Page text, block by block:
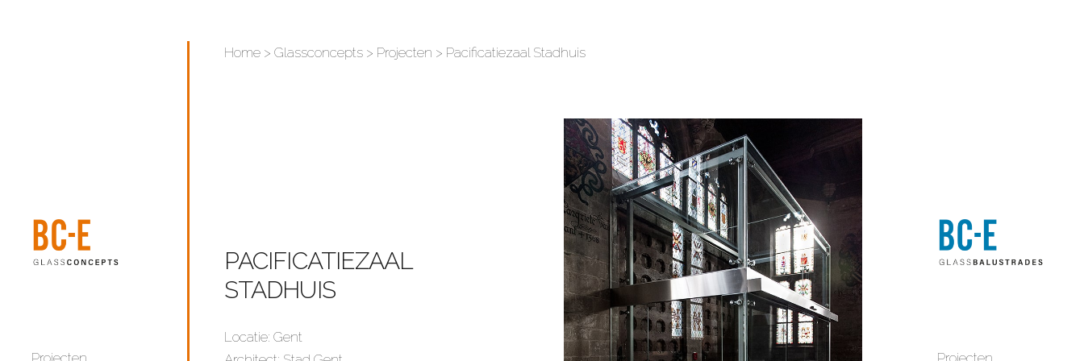
Projecten
Home> Glassconcepts> Projecten > Pacificatiezaal Stadhuis
PACIFICATIEZAAL
STADHUIS
Locatie: Gent
Projecten